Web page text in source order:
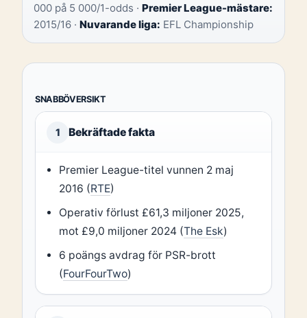
000 på 5 000/1-odds · Premier League-mästare:
2015/16 · Nuvarande liga: EFL Championship
SNABBÖVERSIKT
1 Bekräftade fakta
Premier League-titel vunnen 2 maj
2016 (RTE)
Operativ förlust £61,3 miljoner 2025,
mot £9,0 miljoner 2024 (The Esk)
6 poängs avdrag för PSR-brott
(FourFourTwo)